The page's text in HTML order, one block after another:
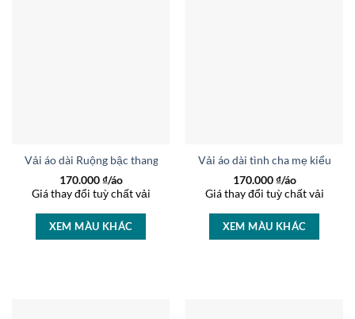
Vải áo dài Ruộng bậc thang kiểu mới AD 6677
170.000₫/áo
Giá thay đổi tuỳ chất vải
XEM MÀU KHÁC
Vải áo dài tình cha mẹ kiểu
170.000₫/áo
Giá thay đổi tuỳ chất vải
XEM MÀU KHÁC